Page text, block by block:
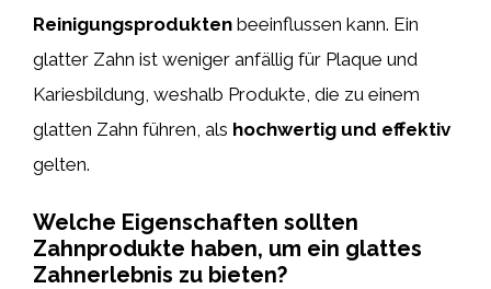
Reinigungsprodukten beeinflussen kann. Ein
glatter Zahn ist weniger anfällig für Plaque und
Kariesbildung, weshalb Produkte, die zu einem
glatten Zahn führen, als hochwertig und effektiv
gelten.
Welche Eigenschaften sollten
Zahnprodukte haben, um ein glattes
Zahnerlebnis zu bieten?